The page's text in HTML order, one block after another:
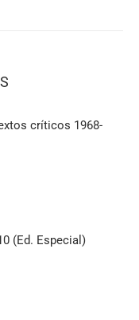
críticos 1968-
(Ed. Especial)